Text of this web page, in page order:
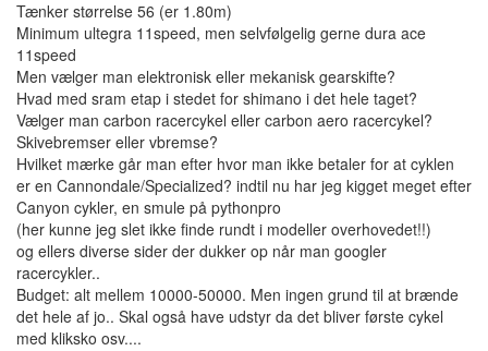
Tænker størrelse 56 (er 1.80m)
Minimum ultegra 11speed, men selvfølgelig gerne dura ace
11speed
Men vælger man elektronisk eller mekanisk gearskifte?
Hvad med sram etap i stedet for shimano i det hele taget?
Vælger man carbon racercykel eller carbon aero racercykel?
Skivebremser eller vbremse?
Hvilket mærke går man efter hvor man ikke betaler for at cyklen
er en Cannondale/Specialized? indtil nu har jeg kigget meget efter
Canyon cykler, en smule på pythonpro
(her kunne jeg slet ikke finde rundt i modeller overhovedet!!)
og ellers diverse sider der dukker op når man googler
racercykler..
Budget: alt mellem 10000-50000. Men ingen grund til at brænde
det hele af jo.. Skal også have udstyr da det bliver første cykel
med kliksko osv....